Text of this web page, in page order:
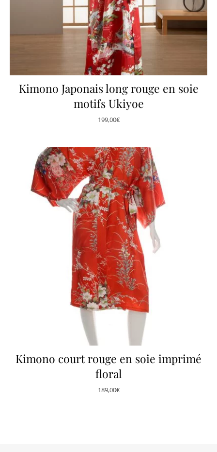
Kimono Japonais long rouge en soie
motifs Ukiyoe
199,00€
Kimono court rouge en soie imprimé
floral
189,00€